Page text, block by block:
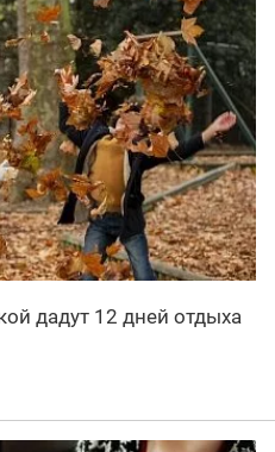
дадут 12 дней отдыха